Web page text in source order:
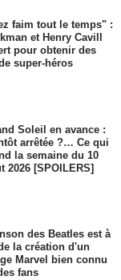
faim tout le temps" :
et Henry Cavill
pour obtenir des
super-héros
Soleil en avance :
arrêtée ?… Ce qui
la semaine du 10
2026 [SPOILERS]
des Beatles est à
la création d'un
Marvel bien connu
fans